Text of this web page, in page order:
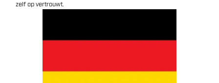
zelf op vertrouwt.